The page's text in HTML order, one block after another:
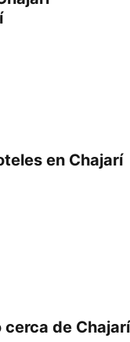
en Chajarí
de Chajarí